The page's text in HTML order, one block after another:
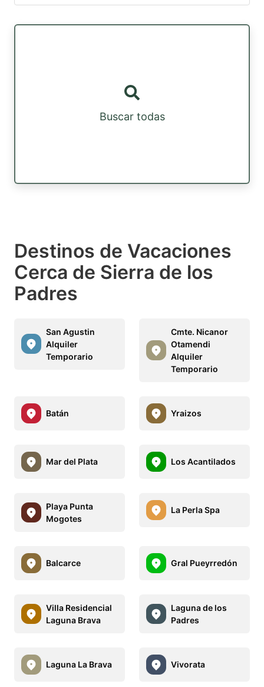
Buscar todas
Destinos de Vacaciones
Cerca de Sierra de los
Padres
San Agustin
Alquiler
Temporario
Cmte. Nicanor
Otamendi
Alquiler
Temporario
Batán Yraizos
Mar del Plata Los Acantilados
Playa Punta
Mogotes
La Perla Spa
Balcarce Gral Pueyrredón
Villa Residencial
Laguna Brava
Laguna de los
Padres
Laguna La Brava Vivorata